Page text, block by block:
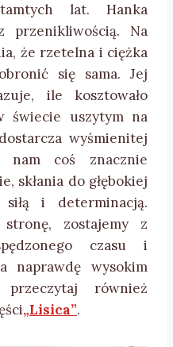
lat. Hanka
przenikliwością. Na
że rzetelna i ciężka
się sama. Jej
ile kosztowało
świecie uszytym na
wyśmienitej
coś znacznie
skłania do głębokiej
i determinacją.
stronę, zostajemy z
czasu i
naprawdę wysokim
przeczytaj również
„Lisica”.